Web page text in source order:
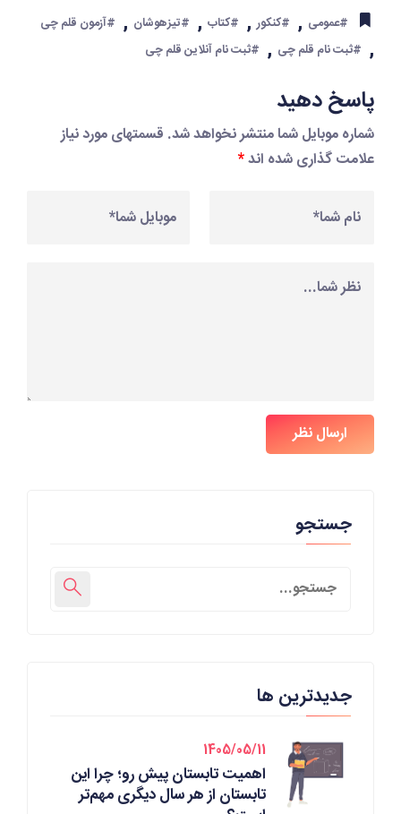
#عمومی , #کنکور , #کتاب , #تیزهوشان , #آزمون قلم چی
#ثبت نام قلم چی , #ثبت نام آنلاین قلم چی
پاسخ دهید
شماره موبایل شما منتشر نخواهد شد. قسمتهای مورد نیاز
علامت گذاری شده اند*
ارسال نظر
جستجو
جدیدترین ها
1405/05/11
اهمیت تابستان پیش رو؛ چرا این
تابستان از هر سال دیگری مهم‌تر